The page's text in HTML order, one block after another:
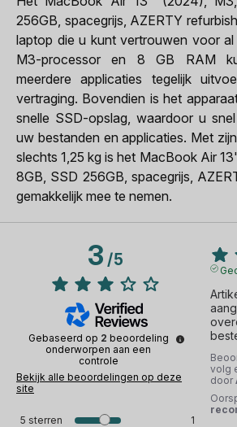
256GB, spacegrijs, AZERTY
laptop die u kunt vertrouwen voor
M3-processor en 8 GB RAM
meerdere applicaties tegelijk
vertraging. Bovendien is het
snelle SSD-opslag, waardoor u
uw bestanden en applicaties. Met
slechts 1,25 kg is het MacBook Air
8GB, SSD 256GB, spacegrijs,
gemakkelijk mee te nemen.
3/5
Gebaseerd op 2 beoordeling
onderworpen aan een
controle
Bekijk alle beoordelingen op deze
site
5 sterren
1
volg
door